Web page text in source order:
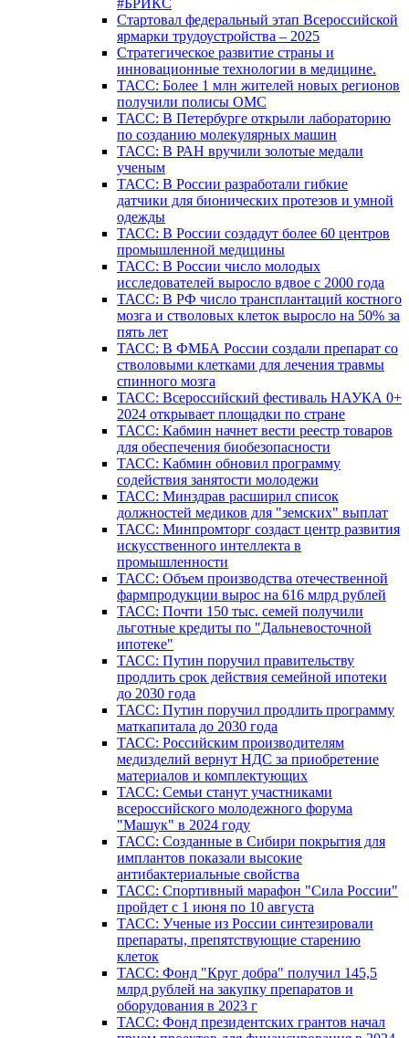
#БРИКС
Стартовал федеральный этап Всероссийской
ярмарки трудоустройства – 2025
Стратегическое развитие страны и
инновационные технологии в медицине.
ТАСС: Более 1 млн жителей новых регионов
получили полисы ОМС
ТАСС: В Петербурге открыли лабораторию
по созданию молекулярных машин
ТАСС: В РАН вручили золотые медали
ученым
ТАСС: В России разработали гибкие
датчики для бионических протезов и умной
одежды
ТАСС: В России создадут более 60 центров
промышленной медицины
ТАСС: В России число молодых
исследователей выросло вдвое с 2000 года
ТАСС: В РФ число трансплантаций костного
мозга и стволовых клеток выросло на 50% за
пять лет
ТАСС: В ФМБА России создали препарат со
стволовыми клетками для лечения травмы
спинного мозга
ТАСС: Всероссийский фестиваль НАУКА 0+
2024 открывает площадки по стране
ТАСС: Кабмин начнет вести реестр товаров
для обеспечения биобезопасности
ТАСС: Кабмин обновил программу
содействия занятости молодежи
ТАСС: Минздрав расширил список
должностей медиков для "земских" выплат
ТАСС: Минпромторг создаст центр развития
искусственного интеллекта в
промышленности
ТАСС: Объем производства отечественной
фармпродукции вырос на 616 млрд рублей
ТАСС: Почти 150 тыс. семей получили
льготные кредиты по "Дальневосточной
ипотеке"
ТАСС: Путин поручил правительству
продлить срок действия семейной ипотеки
до 2030 года
ТАСС: Путин поручил продлить программу
маткапитала до 2030 года
ТАСС: Российским производителям
медизделий вернут НДС за приобретение
материалов и комплектующих
ТАСС: Семьи станут участниками
всероссийского молодежного форума
"Машук" в 2024 году
ТАСС: Созданные в Сибири покрытия для
имплантов показали высокие
антибактериальные свойства
ТАСС: Спортивный марафон "Сила России"
пройдет с 1 июня по 10 августа
ТАСС: Ученые из России синтезировали
препараты, препятствующие старению
клеток
ТАСС: Фонд "Круг добра" получил 145,5
млрд рублей на закупку препаратов и
оборудования в 2023 г
ТАСС: Фонд президентских грантов начал